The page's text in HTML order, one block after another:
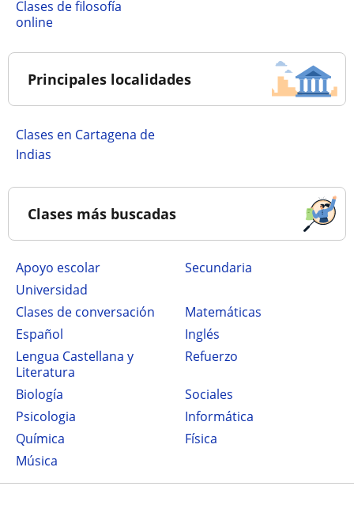
Clases de filosofía
online
Principales localidades
Clases en Cartagena de
Indias
Clases más buscadas
Apoyo escolar
secundaria
Universidad
Clases de conversación
Matemáticas
Español
Inglés
Lengua Castellana y
Literatura
Refuerzo
Biología
Sociales
Psicologia
Informática
Química
Física
Música